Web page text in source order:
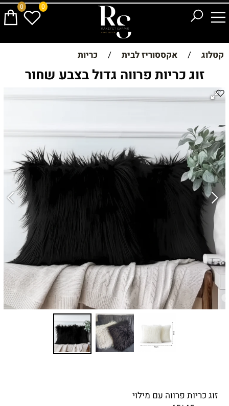
0 0
קטלוג / אקססוריז לבית / כריות
זוג כריות פרווה גדול בצבע שחור
זוג כריות פרווה עם מילוי